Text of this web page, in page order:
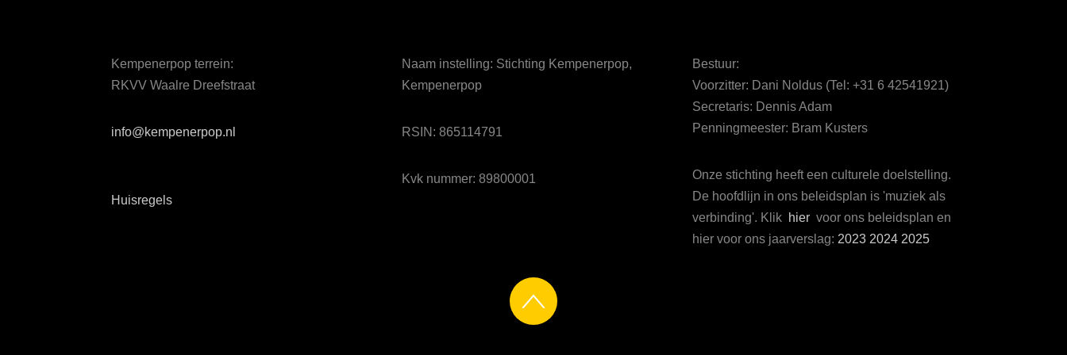
Kempenerpop terrein:
RKVV Waalre Dreefstraat
info@kempenerpop.nl
Huisregels
Naam instelling: Stichting Kempenerpop,
Kempenerpop
RSIN: 865114791
Kvk nummer: 89800001
Bestuur:
Voorzitter: Dani Noldus (Tel: +31 6 42541921)
Secretaris: Dennis Adam
Penningmeester: Bram Kusters
Onze stichting heeft een culturele doelstelling.
De hoofdlijn in ons beleidsplan is 'muziek als
verbinding'. Klik hier voor ons beleidsplan en
hier voor ons jaarverslag: 2023 2024 2025